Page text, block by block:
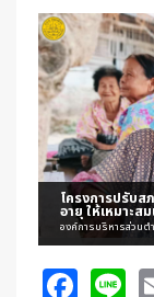
โครงการปรับส
อายุ ให้เหมาะ
องค์การบริหารส่วนต